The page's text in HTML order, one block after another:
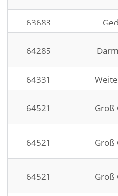
63688
64285
64331
64521 Groß
64521 Groß
64521 Groß